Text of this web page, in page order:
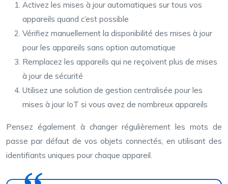
Activez les mises à jour automatiques sur tous vos
appareils quand c’est possible
Vérifiez manuellement la disponibilité des mises à jour
pour les appareils sans option automatique
Remplacez les appareils qui ne reçoivent plus de mises
à jour de sécurité
Utilisez une solution de gestion centralisée pour les
mises à jour IoT si vous avez de nombreux appareils
Pensez également à changer régulièrement les mots de
passe par défaut de vos objets connectés, en utilisant des
identifiants uniques pour chaque appareil.